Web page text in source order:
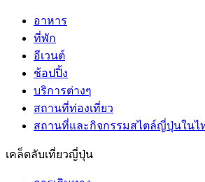
อาหาร
ที่พัก
อีเวนต์
ช้อปปิ้ง
บริการต่างๆ
สถานที่ท่องเที่ยว
สถานที่และกิจกรรมสไตล์ญี่ปุ่นในไ
เคล็ดลับเที่ยวญี่ปุ่น